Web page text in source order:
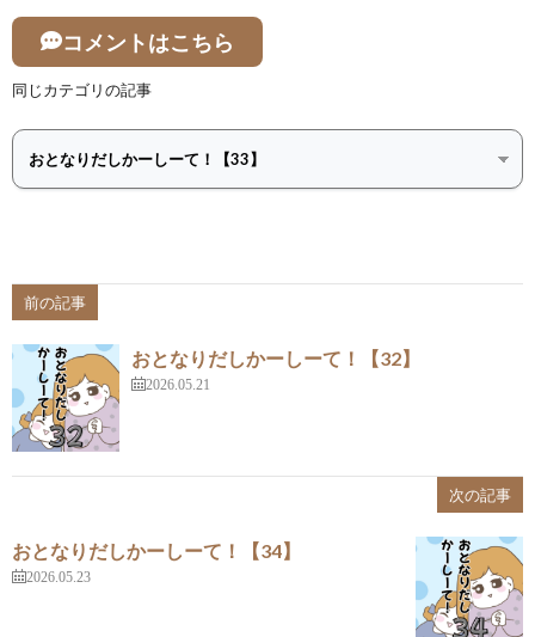
コメントはこちら
同じカテゴリの記事
前の記事
おとなりだしかーしーて！【32】
2026.05.21
次の記事
おとなりだしかーしーて！【34】
2026.05.23